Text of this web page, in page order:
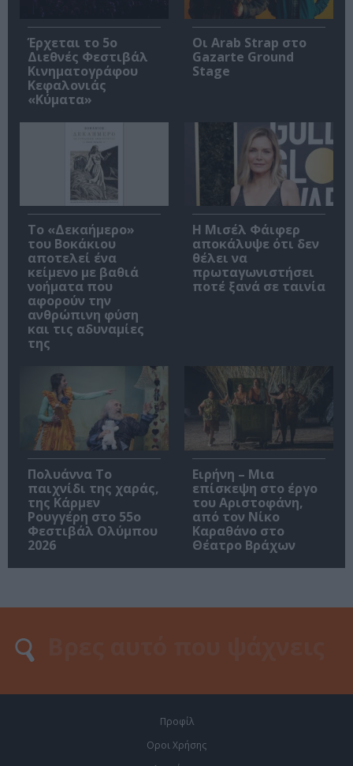
Έρχεται το 5ο
Διεθνές Φεστιβάλ
Κινηματογράφου
Κεφαλονιάς
«Κύματα»
Οι Arab Strap στο
Gazarte Ground
Stage
Το «Δεκαήμερο»
του Βοκάκιου
αποτελεί ένα
κείμενο με βαθιά
νοήματα που
αφορούν την
ανθρώπινη φύση
και τις αδυναμίες
της
Η Μισέλ Φάιφερ
αποκάλυψε ότι δεν
θέλει να
πρωταγωνιστήσει
ποτέ ξανά σε ταινία
Πολυάννα Το
παιχνίδι της χαράς,
της Κάρμεν
Ρουγγέρη στο 55ο
Φεστιβάλ Ολύμπου
2026
Ειρήνη – Μια
επίσκεψη στο έργο
του Αριστοφάνη,
από τον Νίκο
Καραθάνο στο
Θέατρο Βράχων
Προφίλ
Οροι Χρήσης